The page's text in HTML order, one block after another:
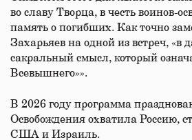
во славу Творца, в честь воинов-
память о погибших. Как точно
Захарьяев на одной из встреч, «в
сакральный смысл, который
Всевышнего»».
В 2026 году программа
Освобождения охватила Россию,
США и Израиль.